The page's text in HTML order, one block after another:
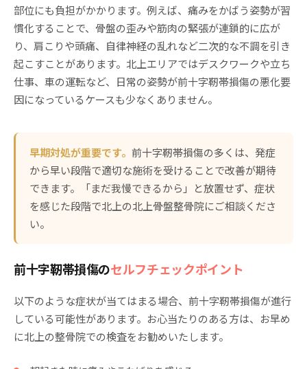
部位にも負担がかかります。例えば、痛みをかばう姿勢が習
慣化することで、骨盤の歪みや筋肉の緊張が連鎖的に広が
り、肩こりや頭痛、自律神経の乱れなど二次的な不調を引き
起こすことがあります。北上エリアではデスクワークや立ち
仕事、車の運転など、日常の姿勢が前十字靭帯損傷の悪化要
因になっているケースも少なくありません。
早期対処が重要です。 前十字靭帯損傷の多くは、発症
から早い段階で適切な施術を受けることで改善が期待
できます。「まだ我慢できるから」と放置せず、症状
を感じた段階で北上の北上骨盤整骨院にご相談くださ
い。
前十字靭帯損傷のセルフチェックポイント
以下のような症状が当てはまる場合、前十字靭帯損傷が進行
している可能性があります。お心当たりのある方は、お早め
に北上の整骨院での検査をお勧めいたします。